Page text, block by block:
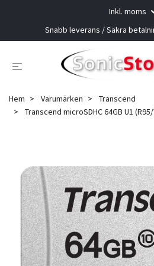
Inkl. moms
Snabb leverans / Säkra
Hem Varumärken
Transcend
Transcend microSDHC 64GB U1